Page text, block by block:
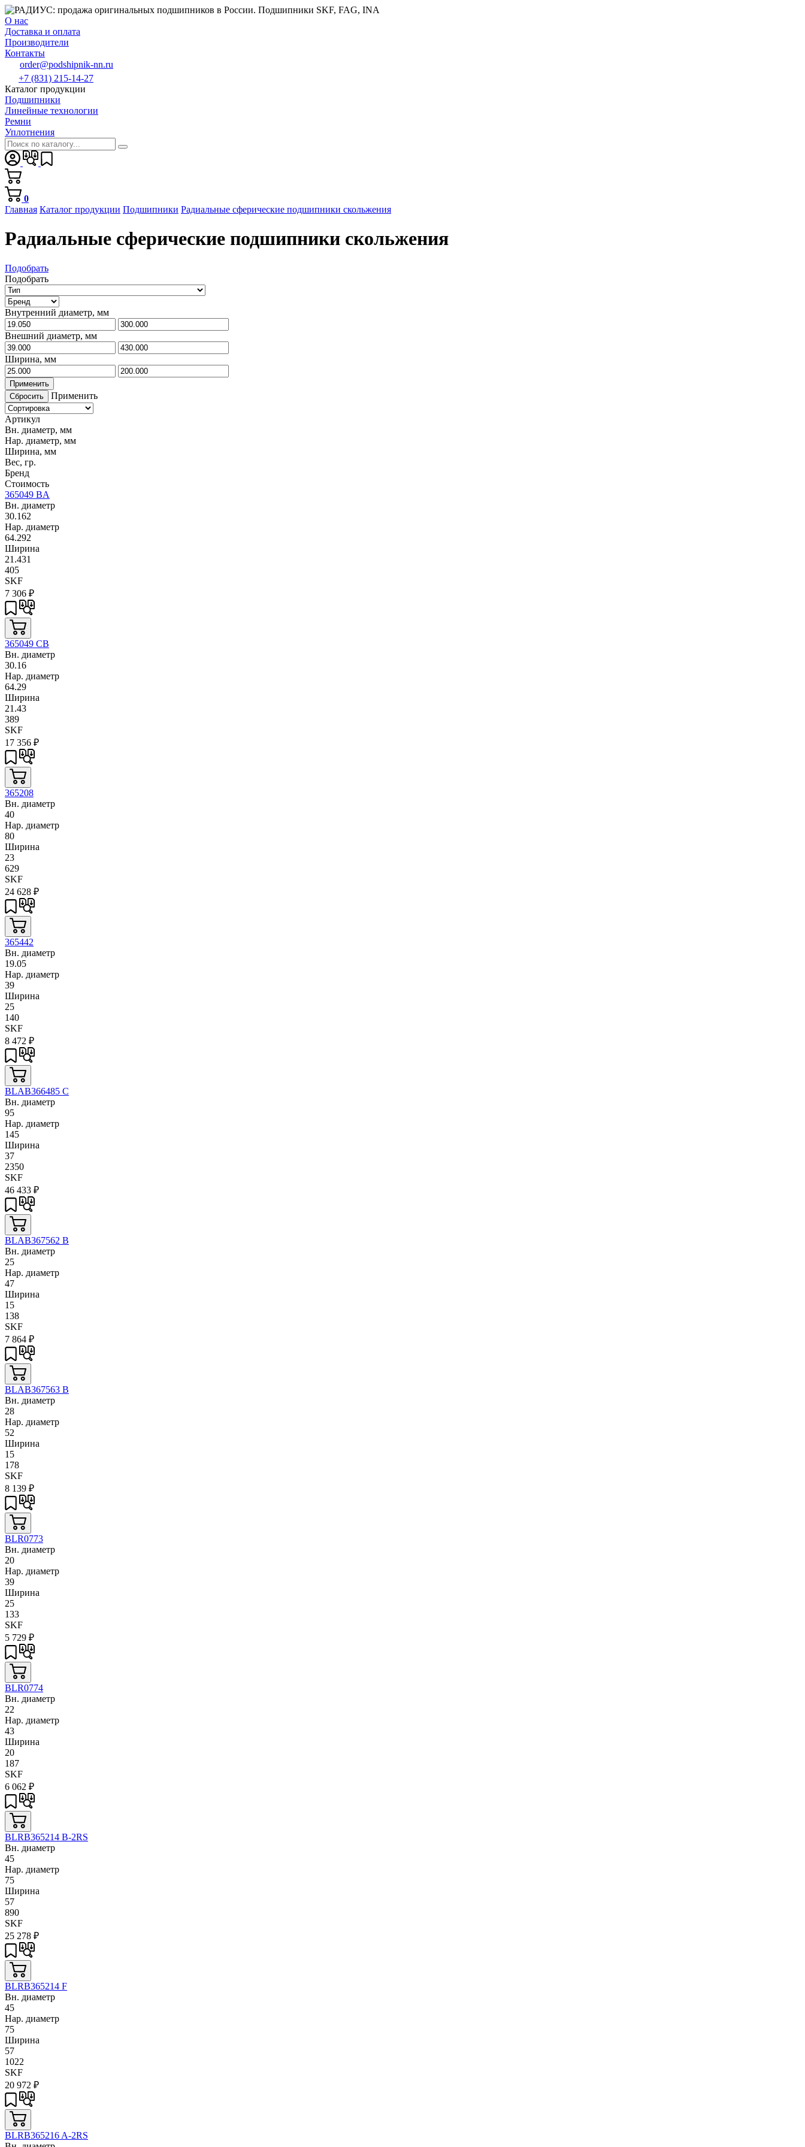
О нас
Доставка и оплата
Производители
Контакты
order@podshipnik-nn.ru
+7 (831) 215-14-27
Каталог продукции
Подшипники
Линейные технологии
Ремни
Уплотнения
0
Главная Каталог продукции Подшипники Радиальные сферические подшипники скольжения
Радиальные сферические подшипники скольжения
Подобрать
Подобрать
Внутренний диаметр, мм
Внешний диаметр, мм
Ширина, мм
Применить
Сбросить
Применить
Артикул
Вн. диаметр, мм
Нар. диаметр, мм
Ширина, мм
Вес, гр.
Бренд
Стоимость
365049 BA
Вн. диаметр
30.162
Нар. диаметр
64.292
Ширина
21.431
405
SKF
7 306 ₽
365049 CB
Вн. диаметр
30.16
Нар. диаметр
64.29
Ширина
21.43
389
SKF
17 356 ₽
365208
Вн. диаметр
40
Нар. диаметр
80
Ширина
23
629
SKF
24 628 ₽
365442
Вн. диаметр
19.05
Нар. диаметр
39
Ширина
25
140
SKF
8 472 ₽
BLAB366485 C
Вн. диаметр
95
Нар. диаметр
145
Ширина
37
2350
SKF
46 433 ₽
BLAB367562 B
Вн. диаметр
25
Нар. диаметр
47
Ширина
15
138
SKF
7 864 ₽
BLAB367563 B
Вн. диаметр
28
Нар. диаметр
52
Ширина
15
178
SKF
8 139 ₽
BLR0773
Вн. диаметр
20
Нар. диаметр
39
Ширина
25
133
SKF
5 729 ₽
BLR0774
Вн. диаметр
22
Нар. диаметр
43
Ширина
20
187
SKF
6 062 ₽
BLRB365214 B-2RS
Вн. диаметр
45
Нар. диаметр
75
Ширина
57
890
SKF
25 278 ₽
BLRB365214 F
Вн. диаметр
45
Нар. диаметр
75
Ширина
57
1022
SKF
20 972 ₽
BLRB365216 A-2RS